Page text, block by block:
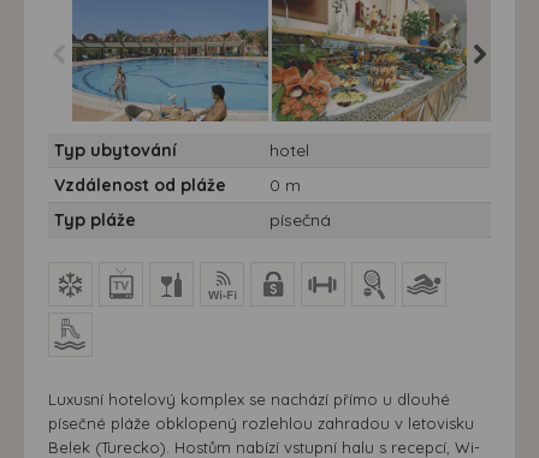
***** 7 nocí - Turecko,
Belek, hotel Club Mega
Saray
***** 7 nocí - Turecko,
Belek, hotel Club Mega
Saray
Typ ubytování
hotel
Vzdálenost od pláže
0 m
Typ pláže
písečná
Luxusní hotelový komplex se nachází přímo u dlouhé
písečné pláže obklopený rozlehlou zahradou v letovisku
Belek (Turecko). Hostům nabízí vstupní halu s recepcí, Wi-